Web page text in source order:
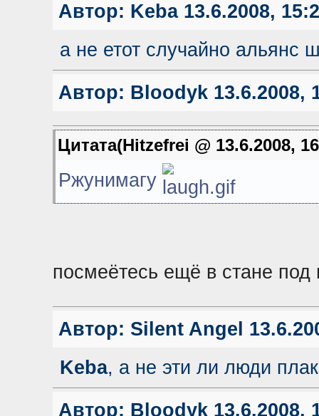
Автор: Keba13.6.2008,
а не етот случайно альянс
Автор: Bloodyk13.6.2008,
Цитата(Hitzefrei @ 13.6.2008,
Ржунимагу
посмеётесь ещё в стане
Автор: Silent Angel
Keba, а не эти ли люди
Автор: Bloodyk13.6.2008,